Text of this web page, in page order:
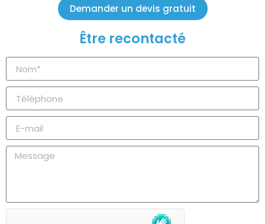
Demander un devis gratuit
Être recontacté